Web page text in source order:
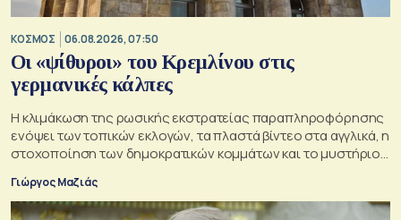
ΚΟΣΜΟΣ 06.08.2026, 07:50
Οι «ψίθυροι» του Κρεμλίνου στις
γερμανικές κάλπες
Η κλιμάκωση της ρωσικής εκστρατείας παραπληροφόρησης
ενόψει των τοπικών εκλογών, τα πλαστά βίντεο στα αγγλικά, η
στοχοποίηση των δημοκρατικών κομμάτων και το μυστήριο
Γιώργος Μαζιάς